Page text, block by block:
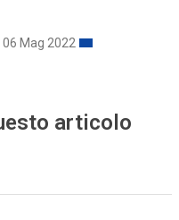
Mag 2022
articolo